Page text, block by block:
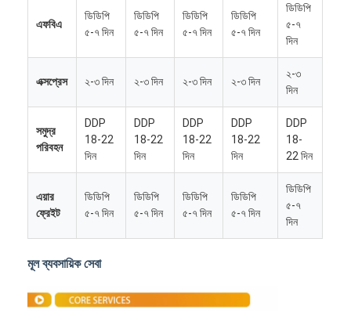
এফবিএ
ডিডিপি
৫-৭ দিন
ডিডিপি
৫-৭ দিন
ডিডিপি
৫-৭ দিন
ডিডিপি
৫-৭ দিন
ডিডিপি
৫-৭
দিন
এক্সপ্রেস ২-৩ দিন ২-৩ দিন ২-৩ দিন ২-৩ দিন
২-৩
দিন
সমুদ্র
পরিবহন
DDP
18-22
দিন
DDP
18-22
দিন
DDP
18-22
দিন
DDP
18-22
দিন
DDP
18-
22 দিন
এয়ার
ফ্রেইট
ডিডিপি
৫-৭ দিন
ডিডিপি
৫-৭ দিন
ডিডিপি
৫-৭ দিন
ডিডিপি
৫-৭ দিন
ডিডিপি
৫-৭
দিন
মূল ব্যবসায়িক সেবা